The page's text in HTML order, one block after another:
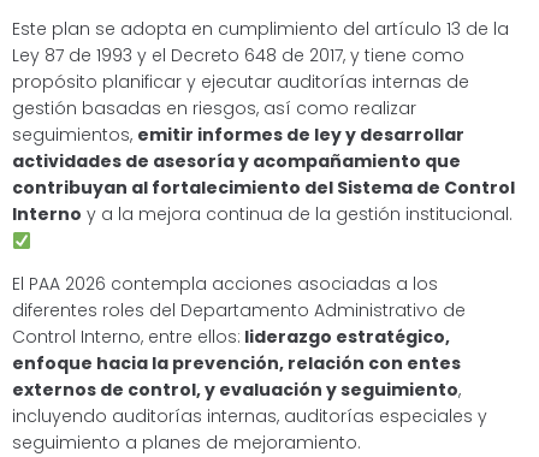
Este plan se adopta en cumplimiento del artículo 13 de la
Ley 87 de 1993 y el Decreto 648 de 2017, y tiene como
propósito planificar y ejecutar auditorías internas de
gestión basadas en riesgos, así como realizar
seguimientos, emitir informes de ley y desarrollar
actividades de asesoría y acompañamiento que
contribuyan al fortalecimiento del Sistema de Control
Interno y a la mejora continua de la gestión institucional.
El PAA 2026 contempla acciones asociadas a los
diferentes roles del Departamento Administrativo de
Control Interno, entre ellos: liderazgo estratégico,
enfoque hacia la prevención, relación con entes
externos de control, y evaluación y seguimiento,
incluyendo auditorías internas, auditorías especiales y
seguimiento a planes de mejoramiento.